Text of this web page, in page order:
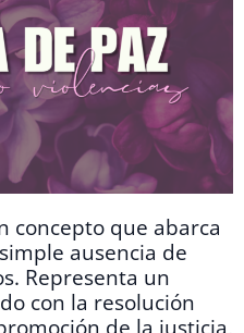
concepto que abarca
ausencia de
Representa un
con la resolución
de la justicia,